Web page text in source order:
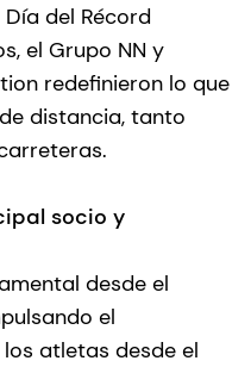
del Récord
el Grupo NN y
redefinieron lo que
distancia, tanto
socio y
desde el
el
atletas desde el